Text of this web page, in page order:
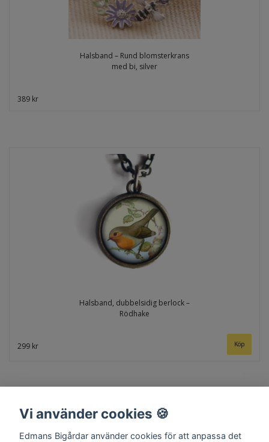
Halsband – Rund blomsterkrans
med bi, silver
389 kr
Halsband, dubbelsidig berlock –
Rödhake
299 kr
Vi använder cookies 🍪
Edmans Bigårdar använder cookies för att anpassa det